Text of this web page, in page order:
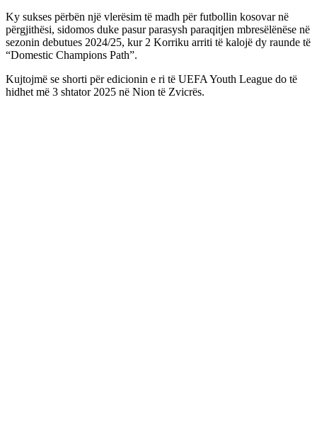
Ky sukses përbën një vlerësim të madh për futbollin kosovar në
përgjithësi, sidomos duke pasur parasysh paraqitjen mbresëlënëse në
sezonin debutues 2024/25, kur 2 Korriku arriti të kalojë dy raunde të
“Domestic Champions Path”.
Kujtojmë se shorti për edicionin e ri të UEFA Youth League do të
hidhet më 3 shtator 2025 në Nion të Zvicrës.